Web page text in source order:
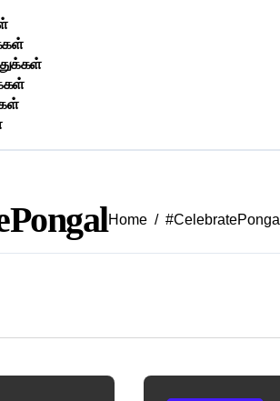
Home #CelebratePongal